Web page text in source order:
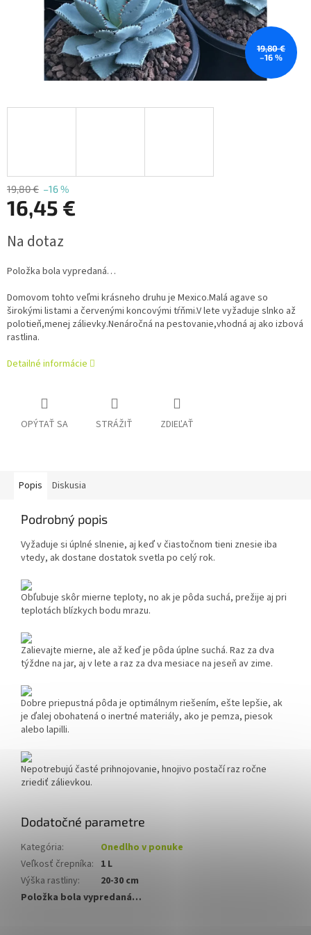
19,80 €
–16 %
19,80 € –16 %
16,45 €
cena:
Na dotaz
Položka bola vypredaná…
Domovom tohto veľmi krásneho druhu je Mexico.Malá agave so
širokými listami a červenými koncovými tŕňmi.V lete vyžaduje slnko až
polotieň,menej zálievky.Nenáročná na pestovanie,vhodná aj ako izbová
rastlina.
Detailné informácie
OPÝTAŤ SA STRÁŽIŤ ZDIEĽAŤ
Popis Diskusia
Podrobný popis
Vyžaduje si úplné slnenie, aj keď v čiastočnom tieni znesie iba
vtedy, ak dostane dostatok svetla po celý rok.
Obľubuje skôr mierne teploty, no ak je pôda suchá, prežije aj pri
teplotách blízkych bodu mrazu.
Zalievajte mierne, ale až keď je pôda úplne suchá. Raz za dva
týždne na jar, aj v lete a raz za dva mesiace na jeseň av zime.
Dobre priepustná pôda je optimálnym riešením, ešte lepšie, ak
je ďalej obohatená o inertné materiály, ako je pemza, piesok
alebo lapilli.
Nepotrebujú časté prihnojovanie, hnojivo postačí raz ročne
zriediť zálievkou.
Dodatočné parametre
Kategória:
Onedlho v ponuke
Veľkosť črepníka: 1 L
Výška rastliny:
20-30 cm
Položka bola vypredaná…